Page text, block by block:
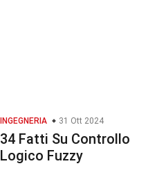
INGEGNERIA 31 Ott 2024
34 Fatti Su Controllo
Logico Fuzzy